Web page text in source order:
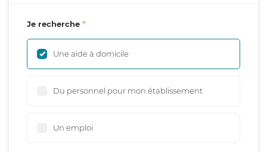
Je recherche
Une aide à domicile
Du personnel pour mon établissement
Un emploi